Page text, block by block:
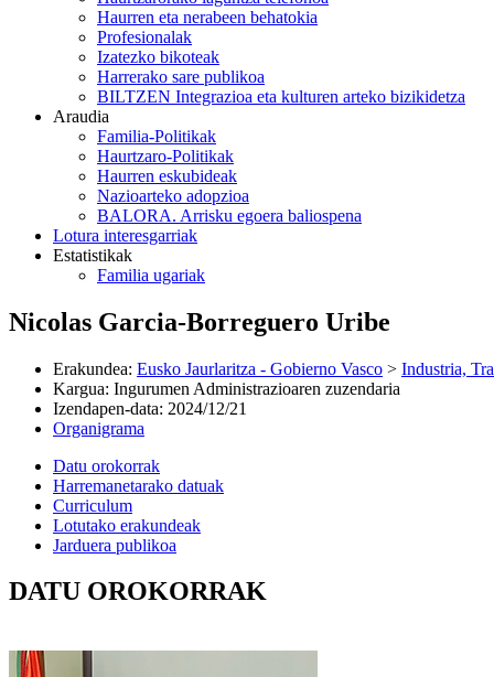
Haurren eta nerabeen behatokia
Profesionalak
Izatezko bikoteak
Harrerako sare publikoa
BILTZEN Integrazioa eta kulturen arteko bizikidetza
Araudia
Familia-Politikak
Haurtzaro-Politikak
Haurren eskubideak
Nazioarteko adopzioa
BALORA. Arrisku egoera baliospena
Lotura interesgarriak
Estatistikak
Familia ugariak
Nicolas Garcia-Borreguero Uribe
Erakundea: Eusko Jaurlaritza - Gobierno Vasco > Industria,
Kargua: Ingurumen Administrazioaren zuzendaria
Izendapen-data: 2024/12/21
Organigrama
Datu orokorrak
Harremanetarako datuak
Curriculum
Lotutako erakundeak
Jarduera publikoa
DATU OROKORRAK